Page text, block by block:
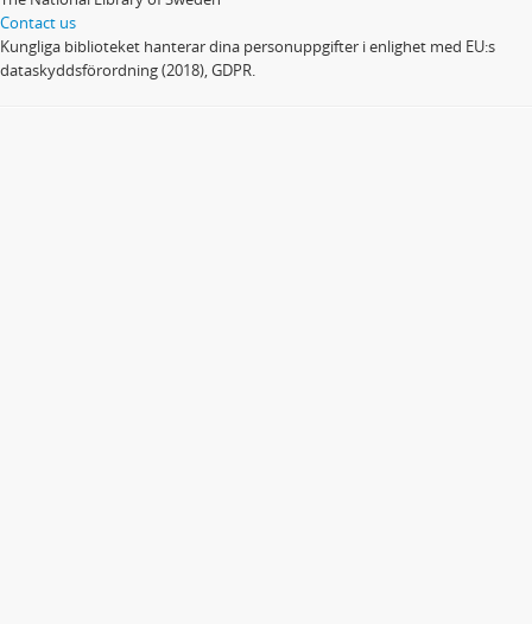
Contact us
Kungliga biblioteket hanterar dina personuppgifter i enlighet med EU:s
dataskyddsförordning (2018), GDPR.